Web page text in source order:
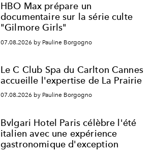
HBO Max prépare un
documentaire sur la série culte
"Gilmore Girls"
07.08.2026 by Pauline Borgogno
Le C Club Spa du Carlton Cannes
accueille l'expertise de La Prairie
07.08.2026 by Pauline Borgogno
Bvlgari Hotel Paris célèbre l'été
italien avec une expérience
gastronomique d'exception